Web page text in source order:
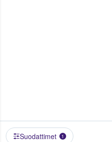
Suodattimet 1